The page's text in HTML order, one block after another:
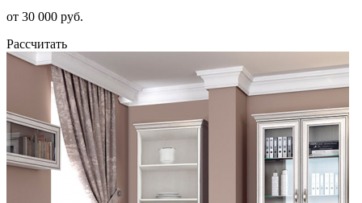
от 30 000 руб.
Рассчитать